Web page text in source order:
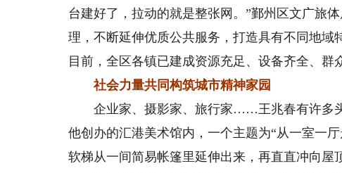
台建好了，拉动的就是整张网。”鄞州区文广旅
理，不断延伸优质公共服务，打造具有不同地域
目前，全区各镇已建成资源充足、设备齐全、群
社会力量共同构筑城市精神家园
企业家、摄影家、旅行家……王兆春有许多头
他创办的汇港美术馆内，一个主题为“从一室一
软梯从一间简易帐篷里延伸出来，再直直冲向屋